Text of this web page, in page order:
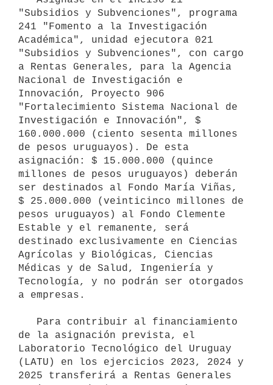
"Subsidios y Subvenciones", programa
241 "Fomento a la Investigación
Académica", unidad ejecutora 021
"Subsidios y Subvenciones", con cargo
a Rentas Generales, para la Agencia
Nacional de Investigación e
Innovación, Proyecto 906
"Fortalecimiento Sistema Nacional de
Investigación e Innovación", $
160.000.000 (ciento sesenta millones
de pesos uruguayos). De esta
asignación: $ 15.000.000 (quince
millones de pesos uruguayos) deberán
ser destinados al Fondo María Viñas,
$ 25.000.000 (veinticinco millones de
pesos uruguayos) al Fondo Clemente
Estable y el remanente, será
destinado exclusivamente en Ciencias
Agrícolas y Biológicas, Ciencias
Médicas y de Salud, Ingeniería y
Tecnología, y no podrán ser otorgados
a empresas.
de la asignación prevista, el
Laboratorio Tecnológico del Uruguay
(LATU) en los ejercicios 2023, 2024 y
2025 transferirá a Rentas Generales